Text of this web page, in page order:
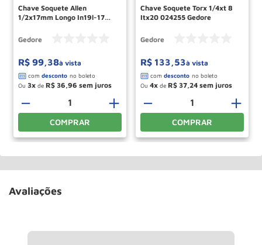
Chave Soquete Allen
1/2x17mm Longo In19l-17
Gedore
R$ 99 38à vista
Ou 3 de R$ 36 96
＋
－
COMPRAR
Chave Soquete Torx 1/4xt 8
Itx20 024255 Gedore
Gedore
R$ 133 53à vista
Ou 4 de R$ 37 24
＋
－
COMPRAR
Avaliações